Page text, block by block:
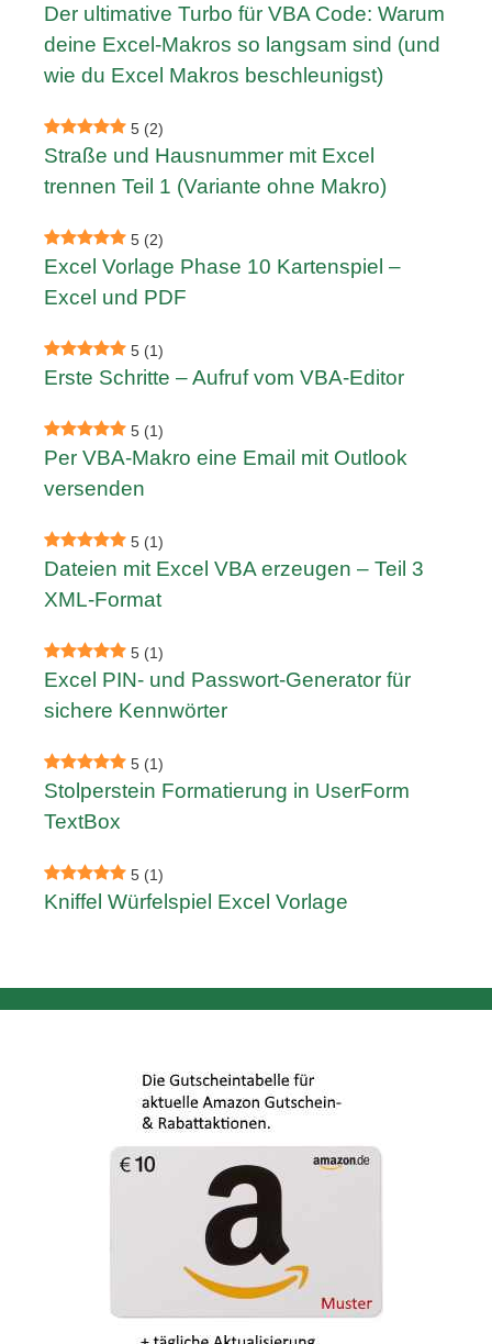
Der ultimative Turbo für VBA Code: Warum
deine Excel-Makros so langsam sind (und
wie du Excel Makros beschleunigst)
5 (2)
Straße und Hausnummer mit Excel
trennen Teil 1 (Variante ohne Makro)
5 (2)
Excel Vorlage Phase 10 Kartenspiel –
Excel und PDF
5 (1)
Erste Schritte – Aufruf vom VBA-Editor
5 (1)
Per VBA-Makro eine Email mit Outlook
versenden
5 (1)
Dateien mit Excel VBA erzeugen – Teil 3
XML-Format
5 (1)
Excel PIN- und Passwort-Generator für
sichere Kennwörter
5 (1)
Stolperstein Formatierung in UserForm
TextBox
5 (1)
Kniffel Würfelspiel Excel Vorlage